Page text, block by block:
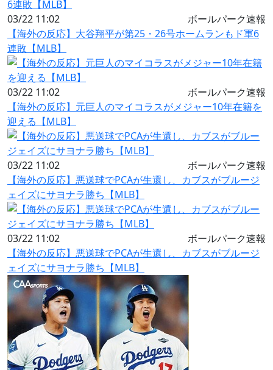
03/22 11:02
ボールパーク速報
【海外の反応】大谷翔平が第25・26号ホームランもド軍6
連敗【MLB】
03/22 11:02
ボールパーク速報
【海外の反応】元巨人のマイコラスがメジャー10年在籍を
迎える【MLB】
03/22 11:02
ボールパーク速報
【海外の反応】悪送球でPCAが生還し、カブスがブルージ
ェイズにサヨナラ勝ち【MLB】
03/22 11:02
ボールパーク速報
【海外の反応】悪送球でPCAが生還し、カブスがブルージ
ェイズにサヨナラ勝ち【MLB】